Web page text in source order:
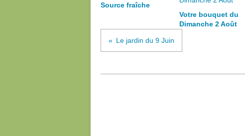
Source fraîche
Votre bouquet du
Dimanche 2 Août
Le jardin du 9 Juin